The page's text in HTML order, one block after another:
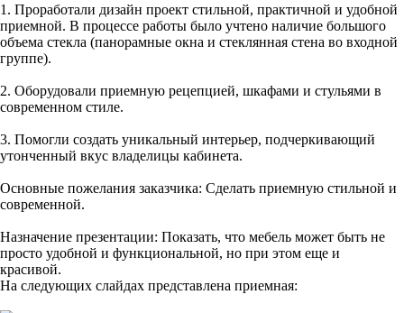
1. Проработали дизайн проект стильной, практичной и удобной
приемной. В процессе работы было учтено наличие большого
объема стекла (панорамные окна и стеклянная стена во входной
группе).
2. Оборудовали приемную рецепцией, шкафами и стульями в
современном стиле.
3. Помогли создать уникальный интерьер, подчеркивающий
утонченный вкус владелицы кабинета.
Основные пожелания заказчика: Сделать приемную стильной и
современной.
Назначение презентации: Показать, что мебель может быть не
просто удобной и функциональной, но при этом еще и
красивой.
На следующих слайдах представлена приемная: